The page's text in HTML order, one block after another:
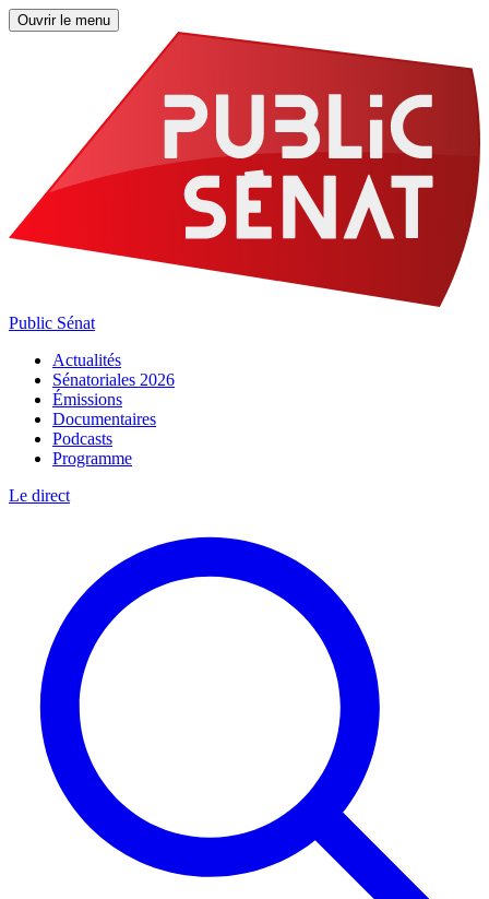
Ouvrir le menu
Public Sénat
Actualités
Sénatoriales 2026
Émissions
Documentaires
Podcasts
Programme
Le direct